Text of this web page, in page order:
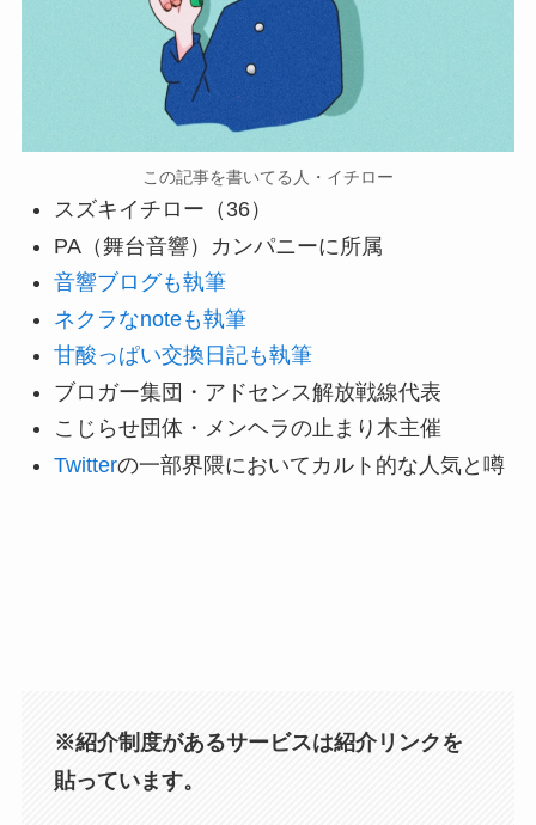
この記事を書いてる人・イチロー
スズキイチロー（36）
PA（舞台音響）カンパニーに所属
音響ブログも執筆
ネクラなnoteも執筆
甘酸っぱい交換日記も執筆
ブロガー集団・アドセンス解放戦線代表
こじらせ団体・メンヘラの止まり木主催
Twitterの一部界隈においてカルト的な人気と噂
※紹介制度があるサービスは紹介リンクを
貼っています。